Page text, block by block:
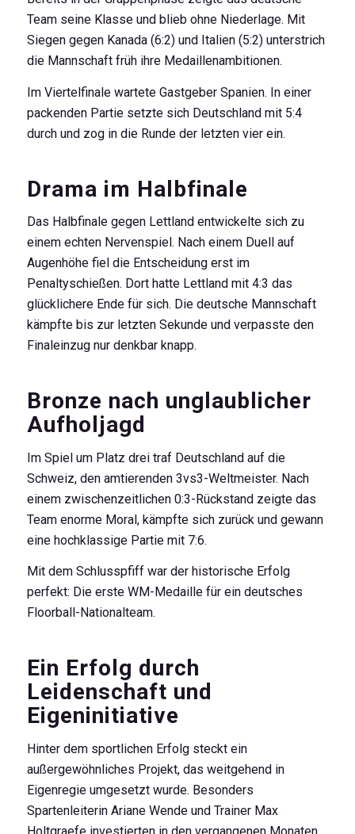
Team seine Klasse und blieb ohne Niederlage. Mit
Siegen gegen Kanada (6:2) und Italien (5:2) unterstrich
die Mannschaft früh ihre Medaillenambitionen.
Im Viertelfinale wartete Gastgeber Spanien. In einer
packenden Partie setzte sich Deutschland mit 5:4
durch und zog in die Runde der letzten vier ein.
Drama im Halbfinale
Das Halbfinale gegen Lettland entwickelte sich zu
einem echten Nervenspiel. Nach einem Duell auf
Augenhöhe fiel die Entscheidung erst im
Penaltyschießen. Dort hatte Lettland mit 4:3 das
glücklichere Ende für sich. Die deutsche Mannschaft
kämpfte bis zur letzten Sekunde und verpasste den
Finaleinzug nur denkbar knapp.
Bronze nach unglaublicher
Aufholjagd
Im Spiel um Platz drei traf Deutschland auf die
Schweiz, den amtierenden 3vs3-Weltmeister. Nach
einem zwischenzeitlichen 0:3-Rückstand zeigte das
Team enorme Moral, kämpfte sich zurück und gewann
eine hochklassige Partie mit 7:6.
Mit dem Schlusspfiff war der historische Erfolg
perfekt: Die erste WM-Medaille für ein deutsches
Floorball-Nationalteam.
Ein Erfolg durch
Leidenschaft und
Eigeninitiative
Hinter dem sportlichen Erfolg steckt ein
außergewöhnliches Projekt, das weitgehend in
Eigenregie umgesetzt wurde. Besonders
Spartenleiterin Ariane Wende und Trainer Max